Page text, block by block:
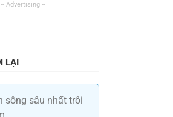
LẠI
sông sâu nhất trôi